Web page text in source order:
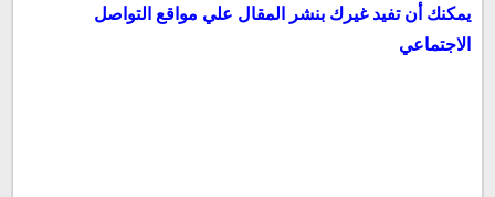
يمكنك أن تفيد غيرك بنشر المقال علي مواقع التواصل
الاجتماعي